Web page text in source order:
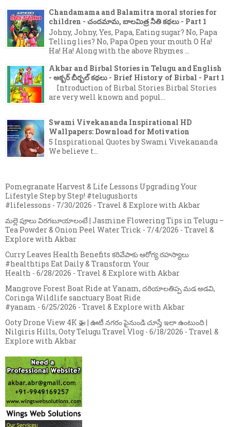
Chandamama and Balamitra moral stories for
children - చందమామ, బాలమిత్ర నీతి కథలు - Part 1
Johny, Johny, Yes, Papa, Eating sugar? No, Papa
Telling lies? No, Papa Open your mouth O Ha!
Ha! Ha! Along with the above Rhymes ...
Akbar and Birbal Stories in Telugu and English
- అక్బర్ బీర్బల్ కథలు - Brief History of Birbal - Part 1
Introduction of Birbal Stories Birbal Stories
are very well known and popul...
Swami Vivekananda Inspirational HD
Wallpapers: Download for Motivation
5 Inspirational Quotes by Swami Vivekananda
We believe t...
Pomegranate Harvest & Life Lessons Upgrading Your
Lifestyle Step by Step! #telugushorts
#lifelessons - 7/30/2026 - Travel & Explore with Akbar
మల్లె పూలు విరగబూయాలంటే | Jasmine Flowering Tips in Telugu –
Tea Powder & Onion Peel Water Trick - 7/4/2026 - Travel &
Explore with Akbar
Curry Leaves Health Benefits కరివేపాకు ఆరోగ్య రహస్యాలు
#healthtips Eat Daily & Transform Your
Health - 6/28/2026 - Travel & Explore with Akbar
Mangrove Forest Boat Ride at Yanam, దరియాలతిప్ప మడ అడవి,
Coringa Wildlife sanctuary Boat Ride
#yanam - 6/25/2026 - Travel & Explore with Akbar
Ooty Drone View 4K 🚁 | ఊటీ నగరం పైనుండి చూస్తే ఇలా ఉంటుంది |
Nilgiris Hills, Ooty Telugu Travel Vlog - 6/18/2026 - Travel &
Explore with Akbar